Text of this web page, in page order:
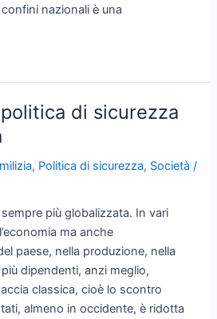
nazionali è una
di sicurezza
, Politica di sicurezza, Società /
più globalizzata. In vari
ma anche
paese, nella produzione, nella
dipendenti, anzi meglio,
classica, cioè lo scontro
almeno in occidente, è ridotta